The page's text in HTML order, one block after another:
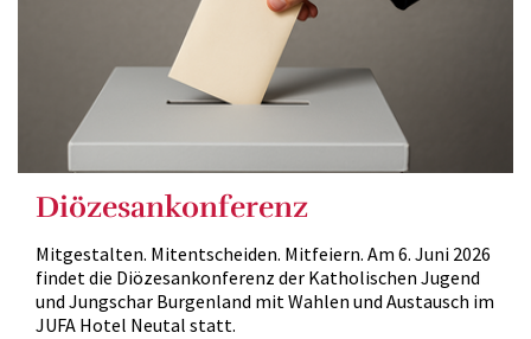
Diözesankonferenz
Mitgestalten. Mitentscheiden. Mitfeiern. Am 6. Juni 2026
findet die Diözesankonferenz der Katholischen Jugend
und Jungschar Burgenland mit Wahlen und Austausch im
JUFA Hotel Neutal statt.